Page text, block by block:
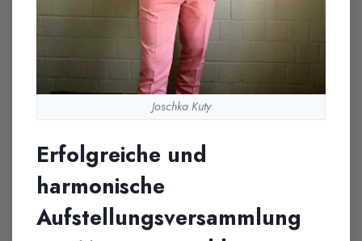
Joschka Kuty
Erfolgreiche und
harmonische
Aufstellungsversammlung